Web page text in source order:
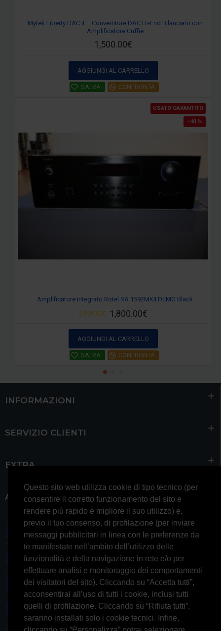
Questo sito web utilizza cookie di tipo tecnico (per
consentire il corretto funzionamento del sito e
rendere più rapido e migliore il suo utilizzo) e,
previo il tuo consenso, di profilazione (per inviare
messaggi pubblicitari in linea con le preferenze da
te manifestate nell’ambito dell’utilizzo delle
funzionalità e della navigazione in rete e/o per
effettuare analisi e monitoraggio dei comportamenti
dei visitatori del sito). Cliccando su “Accetta tutti”,
acconsentirai all’uso di tutti i cookie, inclusi tutti
quelli di profilazione. Cliccando su “Rifiuta tutti”,
saranno installati solo i cookie tecnici. Infine,
Mytek Liberty DAC II – Convertitore DAC Hi-End Bilanciato con
Amplificatore Cuffie
1,500.00€
AGGIUNGI AL CARRELLO
SALVA CONFRONTA
USATO GARANTITO
-40 %
Amplificatore integrato Rotel RA 1592MKII DEMO Black
1,800.00€
2,999.00€
AGGIUNGI AL CARRELLO
SALVA CONFRONTA
INFORMAZIONI
SERVIZIO CLIENTI
EXTRA
ACCOUNT
0697245677 0697245678
Whatsapp 3314433674
Informazioni generiche
Informazioni commerciali